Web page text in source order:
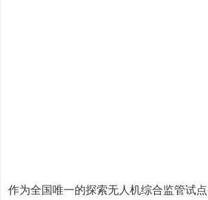
作为全国唯一的探索无人机综合监管试